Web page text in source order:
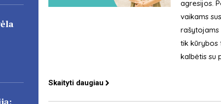
agresijos.
vaikams
rašytojams
tik kūrybos
kalbėtis su
Skaityti daugiau